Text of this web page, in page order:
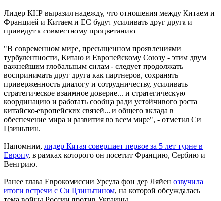
Лидер КНР выразил надежду, что отношения между Китаем и
Францией и Китаем и ЕС будут усиливать друг друга и
приведут к совместному процветанию.
"В современном мире, пресыщенном проявлениями
турбулентности, Китаю и Европейскому Союзу - этим двум
важнейшим глобальным силам - следует продолжать
воспринимать друг друга как партнеров, сохранять
приверженность диалогу и сотрудничеству, усиливать
стратегическое взаимное доверие... и стратегическую
координацию и работать сообща ради устойчивого роста
китайско-европейских связей... и общего вклада в
обеспечение мира и развития во всем мире", - отметил Си
Цзиньпин.
Напомним, лидер Китая совершает первое за 5 лет турне в
Европу, в рамках которого он посетит Францию, Сербию и
Венгрию.
Ранее глава Еврокомиссии Урсула фон дер Ляйен озвучила
итоги встречи с Си Цзиньпином, на которой обсуждалась
тема войны России против Украины.